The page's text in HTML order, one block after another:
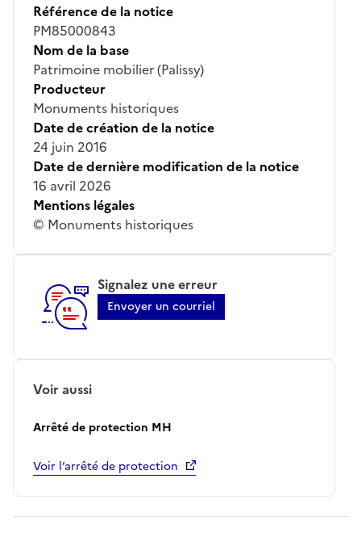
Référence de la notice
PM85000843
Nom de la base
Patrimoine mobilier (Palissy)
Producteur
Monuments historiques
Date de création de la notice
24 juin 2016
Date de dernière modification de la notice
16 avril 2026
Mentions légales
© Monuments historiques
Signalez une erreur
Envoyer un courriel
Voir aussi
Arrêté de protection MH
Voir l’arrêté de protection